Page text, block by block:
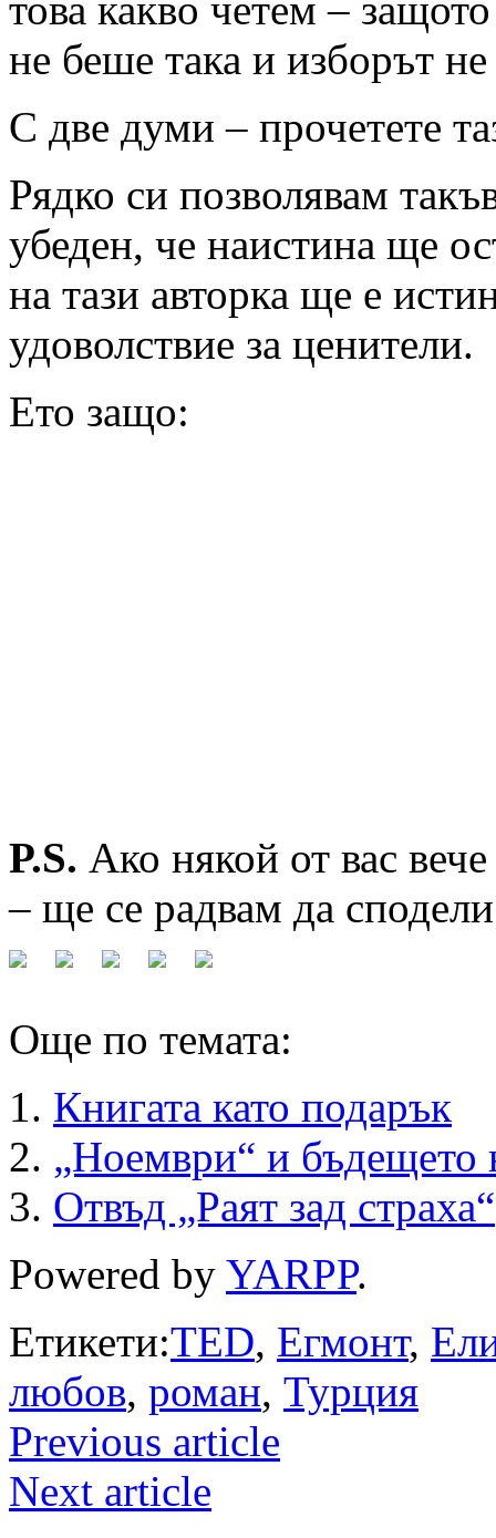
не беше така и изборът
С две думи – прочетете
Рядко си позволявам
убеден, че наистина ще
на тази авторка ще е
удоволствие за ценители.
Ето защо:
P.S. Ако някой от вас
– ще се радвам да
Още по темата:
Книгата като подарък
„Ноември“ и бъдещето
Отвъд „Раят зад страха“
Powered by YARPP.
Етикети:TED, Егмонт,
любов, роман, Турция
Previous article
Next article